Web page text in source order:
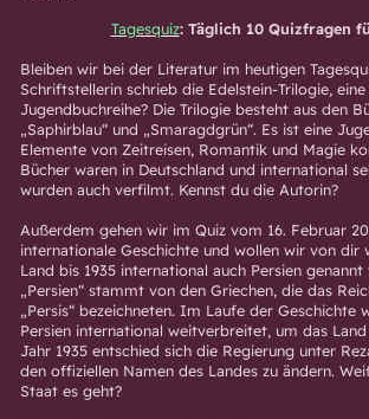
Tagesquiz: Täglich 10 Quizfragen
Bleiben wir bei der Literatur im heutigen
Schriftstellerin schrieb die Edelstein-Trilogie,
Jugendbuchreihe? Die Trilogie besteht aus den
„Saphirblau“ und „Smaragdgrün“. Es ist eine
Elemente von Zeitreisen, Romantik und Magie
Bücher waren in Deutschland und international
wurden auch verfilmt. Kennst du die Autorin?
Außerdem gehen wir im Quiz vom 16. Februar
internationale Geschichte und wollen wir von dir
Land bis 1935 international auch Persien
„Persien“ stammt von den Griechen, die das
„Persis“ bezeichneten. Im Laufe der Geschichte
Persien international weitverbreitet, um das
Jahr 1935 entschied sich die Regierung unter
den offiziellen Namen des Landes zu ändern.
Staat es geht?